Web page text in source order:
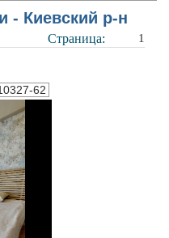
- Киевский р-н
Страница: 1
62